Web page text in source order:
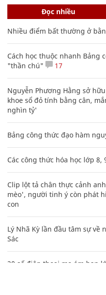
Đọc nhiều
Nhiều điểm bất thường ở
Cách học thuộc nhanh Bảng
"thần chú"
17
Nguyễn Phương Hằng sở
khoe sổ đỏ tính bằng cân,
nghìn tỷ'
Bảng công thức đạo hàm
Các công thức hóa học lớp 8,
Clip lột tả chân thực cảnh
mèo', người tinh ý còn phát
con
Lý Nhã Kỳ lần đầu tâm sự về
Sác
20 số điện thoại ma ám bạn